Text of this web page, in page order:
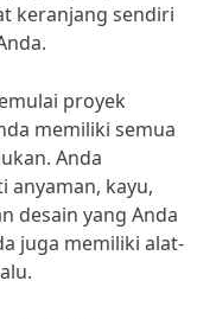
keranjang sendiri
proyek
memiliki semua
Anda
anyaman, kayu,
desain yang Anda
juga memiliki alat-